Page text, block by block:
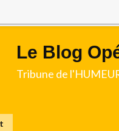
Le Blog
Tribune de